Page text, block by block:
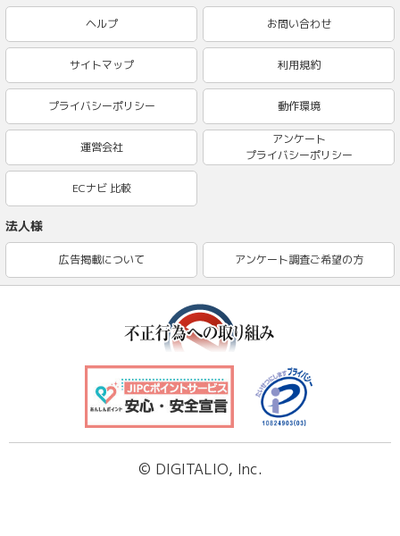
ヘルプ お問い合わせ
サイトマップ 利用規約
プライバシーポリシー 動作環境
運営会社
アンケート
プライバシーポリシー
ECナビ 比較
法人様
広告掲載について アンケート調査ご希望の方
© DIGITALIO, Inc.